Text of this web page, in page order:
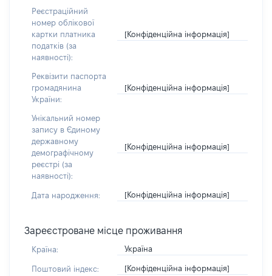
Реєстраційний
номер облікової
картки платника
податків (за
наявності):
[Конфіденційна інформація]
Реквізити паспорта
громадянина
України:
[Конфіденційна інформація]
Унікальний номер
запису в Єдиному
державному
демографічному
реєстрі (за
наявності):
[Конфіденційна інформація]
Дата народження: [Конфіденційна інформація]
Зареєстроване місце проживання
Країна: Україна
Поштовий індекс: [Конфіденційна інформація]